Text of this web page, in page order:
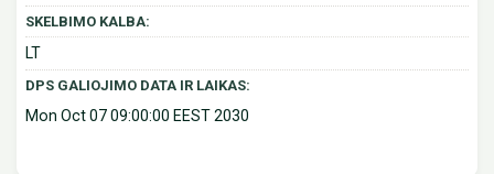
SKELBIMO KALBA:
LT
DPS GALIOJIMO DATA IR LAIKAS:
Mon Oct 07 09:00:00 EEST 2030